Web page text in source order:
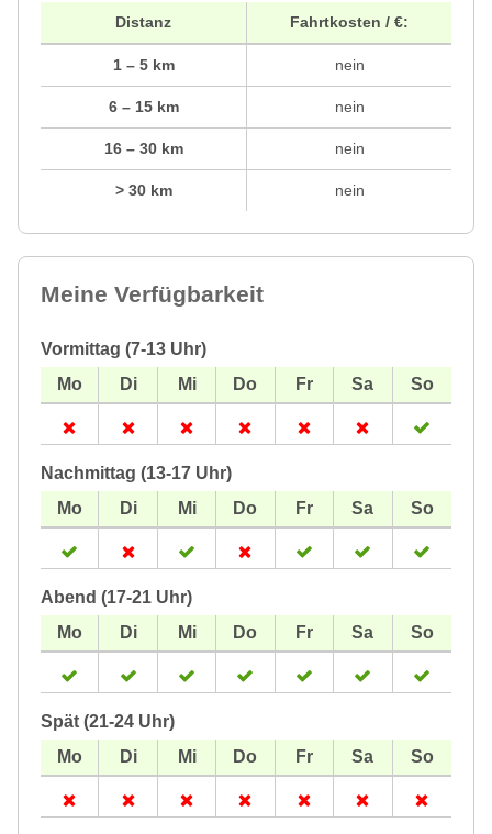
Distanz
1 – 5 km
6 – 15 km
16 – 30 km
> 30 km
Fahrtkosten / €:
nein
nein
nein
nein
Meine Verfügbarkeit
Vormittag (7-13 Uhr)
Nachmittag (13-17 Uhr)
Abend (17-21 Uhr)
Spät (21-24 Uhr)